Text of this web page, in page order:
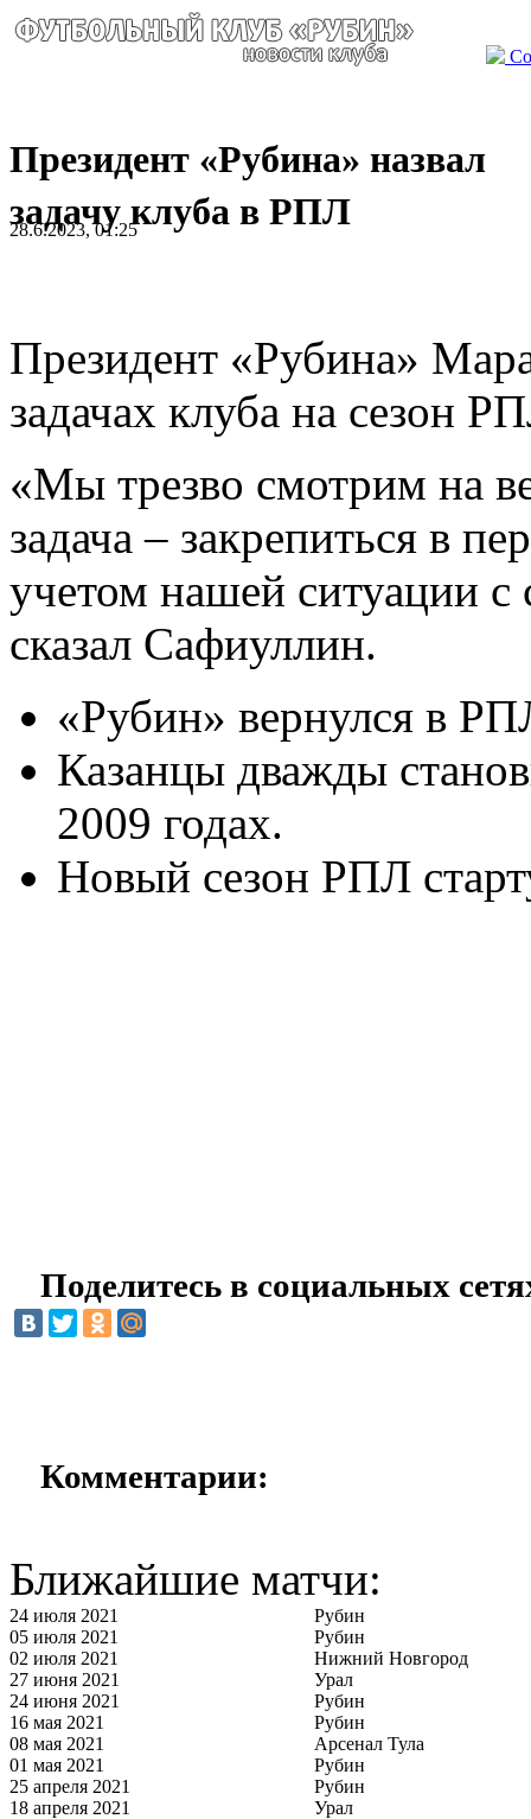
Президент «Рубина» назвал
задачу клуба в РПЛ
28.6.2023, 01:25
Президент «Рубина»
задачах клуба на сезон
«Мы трезво смотрим на
задача – закрепиться в
учетом нашей ситуации
сказал Сафиуллин.
«Рубин» вернулся в
Казанцы дважды
2009 годах.
Новый сезон РПЛ
Поделитесь в социальных
Комментарии:
Ближайшие матчи:
24 июля 2021
Рубин
05 июля 2021
Рубин
02 июля 2021
Нижний Новгород
27 июня 2021
Урал
24 июня 2021
Рубин
16 мая 2021
Рубин
08 мая 2021
Арсенал Тула
01 мая 2021
Рубин
25 апреля 2021
Рубин
18 апреля 2021
Урал